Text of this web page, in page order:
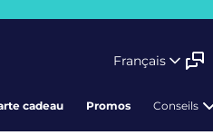
Français
cadeau Promos Conseils